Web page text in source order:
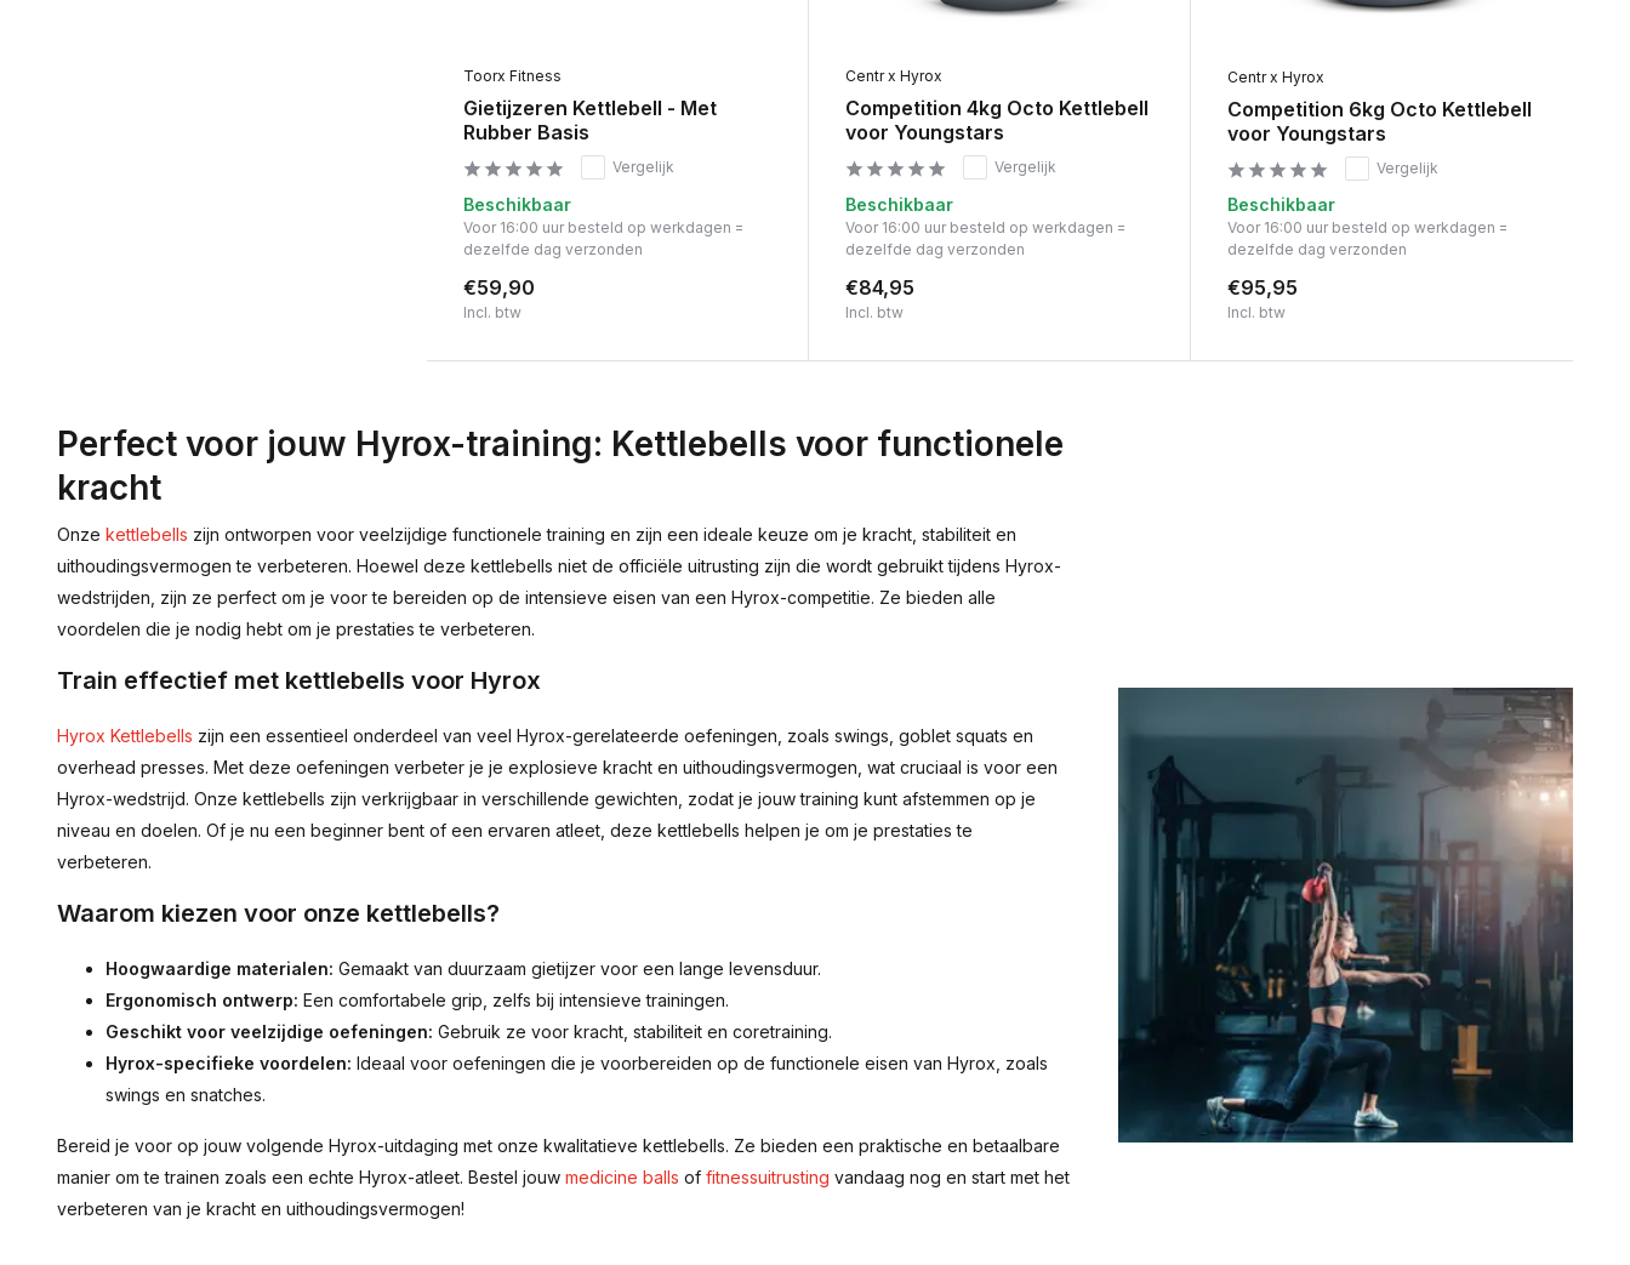
Toorx Fitness
Gietijzeren Kettlebell - Met
Rubber Basis
Vergelijk
Beschikbaar
Voor 16:00 uur besteld op werkdagen =
dezelfde dag verzonden
€59,90
Incl. btw
Centr x Hyrox
Competition 4kg Octo Kettlebell
voor Youngstars
Vergelijk
Beschikbaar
Voor 16:00 uur besteld op werkdagen =
dezelfde dag verzonden
€84,95
Incl. btw
Centr x Hyrox
Competition 6kg Octo Kettlebell
voor Youngstars
Vergelijk
Beschikbaar
Voor 16:00 uur besteld op werkdagen =
dezelfde dag verzonden
€95,95
Incl. btw
Perfect voor jouw Hyrox-training: Kettlebells voor functionele
kracht
Onze kettlebells zijn ontworpen voor veelzijdige functionele training en zijn een ideale keuze om je kracht, stabiliteit en
uithoudingsvermogen te verbeteren. Hoewel deze kettlebells niet de officiële uitrusting zijn die wordt gebruikt tijdens Hyrox-
wedstrijden, zijn ze perfect om je voor te bereiden op de intensieve eisen van een Hyrox-competitie. Ze bieden alle
voordelen die je nodig hebt om je prestaties te verbeteren.
Train effectief met kettlebells voor Hyrox
Hyrox Kettlebells zijn een essentieel onderdeel van veel Hyrox-gerelateerde oefeningen, zoals swings, goblet squats en
overhead presses. Met deze oefeningen verbeter je je explosieve kracht en uithoudingsvermogen, wat cruciaal is voor een
Hyrox-wedstrijd. Onze kettlebells zijn verkrijgbaar in verschillende gewichten, zodat je jouw training kunt afstemmen op je
niveau en doelen. Of je nu een beginner bent of een ervaren atleet, deze kettlebells helpen je om je prestaties te
verbeteren.
Waarom kiezen voor onze kettlebells?
Hoogwaardige materialen: Gemaakt van duurzaam gietijzer voor een lange levensduur.
Ergonomisch ontwerp: Een comfortabele grip, zelfs bij intensieve trainingen.
Geschikt voor veelzijdige oefeningen: Gebruik ze voor kracht, stabiliteit en coretraining.
Hyrox-specifieke voordelen: Ideaal voor oefeningen die je voorbereiden op de functionele eisen van Hyrox, zoals
swings en snatches.
Bereid je voor op jouw volgende Hyrox-uitdaging met onze kwalitatieve kettlebells. Ze bieden een praktische en betaalbare
manier om te trainen zoals een echte Hyrox-atleet. Bestel jouw medicine balls of fitnessuitrusting vandaag nog en start met het
verbeteren van je kracht en uithoudingsvermogen!